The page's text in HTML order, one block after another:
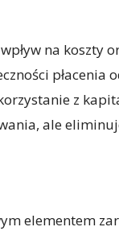
na koszty
płacenia
z
ale
elementem